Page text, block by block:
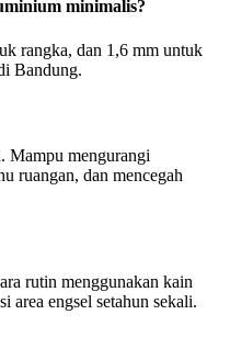
minimalis?
rangka, dan 1,6 mm untuk
Bandung.
Mampu mengurangi
ruangan, dan mencegah
rutin menggunakan kain
area engsel setahun sekali.